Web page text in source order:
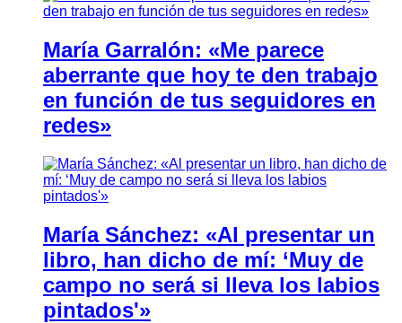
María Garralón: «Me parece
aberrante que hoy te den trabajo
en función de tus seguidores en
redes»
María Sánchez: «Al presentar un
libro, han dicho de mí: ‘Muy de
campo no será si lleva los labios
pintados'»